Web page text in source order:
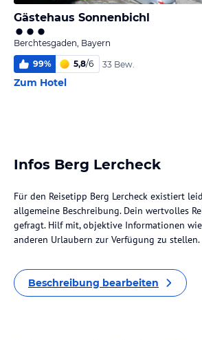
Gästehaus Sonnenbichl
Berchtesgaden, Bayern
99% 5,8/6 33 Bew.
Zum Hotel
Infos Berg Lercheck
Für den Reisetipp Berg Lercheck existiert
allgemeine Beschreibung. Dein wertvolles
gefragt. Hilf mit, objektive Informationen
anderen Urlaubern zur Verfügung zu stellen.
Beschreibung bearbeiten